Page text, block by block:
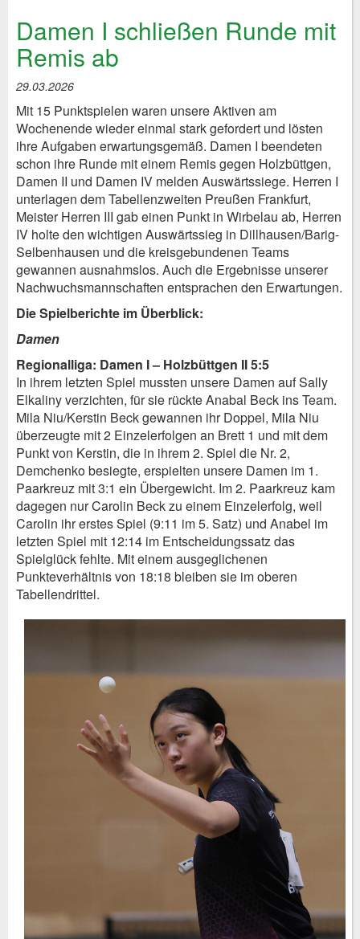
Damen I schließen Runde mit
Remis ab
29.03.2026
Mit 15 Punktspielen waren unsere Aktiven am
Wochenende wieder einmal stark gefordert und lösten
ihre Aufgaben erwartungsgemäß. Damen I beendeten
schon ihre Runde mit einem Remis gegen Holzbüttgen,
Damen II und Damen IV melden Auswärtssiege. Herren I
unterlagen dem Tabellenzweiten Preußen Frankfurt,
Meister Herren III gab einen Punkt in Wirbelau ab, Herren
IV holte den wichtigen Auswärtssieg in Dillhausen/Barig-
Selbenhausen und die kreisgebundenen Teams
gewannen ausnahmslos. Auch die Ergebnisse unserer
Nachwuchsmannschaften entsprachen den Erwartungen.
Die Spielberichte im Überblick:
Damen
Regionalliga: Damen I – Holzbüttgen II 5:5
In ihrem letzten Spiel mussten unsere Damen auf Sally
Elkaliny verzichten, für sie rückte Anabal Beck ins Team.
Mila Niu/Kerstin Beck gewannen ihr Doppel, Mila Niu
überzeugte mit 2 Einzelerfolgen an Brett 1 und mit dem
Punkt von Kerstin, die in ihrem 2. Spiel die Nr. 2,
Demchenko besiegte, erspielten unsere Damen im 1.
Paarkreuz mit 3:1 ein Übergewicht. Im 2. Paarkreuz kam
dagegen nur Carolin Beck zu einem Einzelerfolg, weil
Carolin ihr erstes Spiel (9:11 im 5. Satz) und Anabel im
letzten Spiel mit 12:14 im Entscheidungssatz das
Spielglück fehlte. Mit einem ausgeglichenen
Punkteverhältnis von 18:18 bleiben sie im oberen
Tabellendrittel.